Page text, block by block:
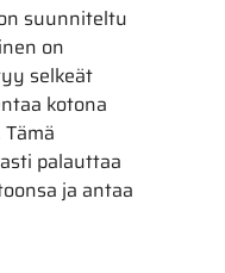
suunniteltu
on
selkeät
kotona
palauttaa
ja antaa